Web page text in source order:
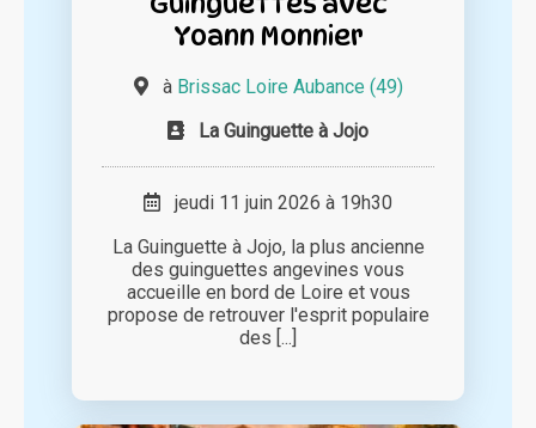
Yoann Monnier
à Brissac Loire Aubance (49)
La Guinguette à Jojo
jeudi 11 juin 2026 à 19h30
La Guinguette à Jojo, la plus ancienne
des guinguettes angevines vous
accueille en bord de Loire et vous
propose de retrouver l'esprit populaire
des [...]